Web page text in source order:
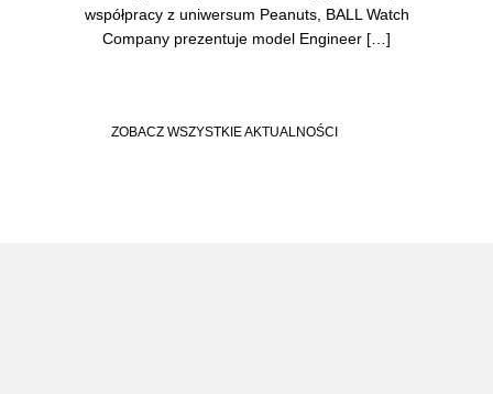
współpracy z uniwersum Peanuts, BALL Watch
Company prezentuje model Engineer […]
ZOBACZ WSZYSTKIE AKTUALNOŚCI